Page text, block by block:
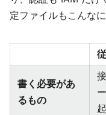
定ファイルもこんなに
書く必要があ
るもの